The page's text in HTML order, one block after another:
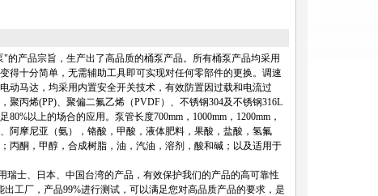
产品宗旨，生产出了高品质的桶泵产品。所有桶泵产品均采用
得十分简单，无需辅助工具即可实现对任何零部件的更换。调速
动马达，均采用内置安全开关技术，有效防置因过载和电流过
丙烯(PP)、聚偏二氟乙烯（PVDF）、不锈钢304及不锈钢316L
以上的场合的应用。泵管长度700mm，1000mm，1200mm，
阿摩尼亚（氨），铬酸，甲酸，液体肥料，果酸，盐酸，氢氟
丙酮，甲醇，合成树脂，油，汽油，溶剂，酸和碱；以及适用于
士、日本、中国台湾的产品，有效保护我们的产品的高可靠性
工厂，产品99%进行测试，可以满足您对高品质产品的要求，是